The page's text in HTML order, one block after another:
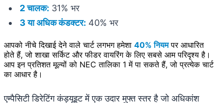
2 चालक: 31% भर
3 या अधिक कंडक्टर: 40% भर
आपको नीचे दिखाई देने वाले चार्ट लगभग हमेशा 40% नियमपर आधारित
होते हैं, जो शाखा सर्किट और फीडर वायरिंग के लिए सबसे आम परिदृश्य है।
आप इन प्रतिशत मूल्यों को NEC तालिका 1 में पा सकते हैं, जो प्रत्येक चार्ट
का आधार है।
एम्पैसिटी डिरेटिंग कंड्यूइट में एक उदार मुफ्त स्तर है जो अधिकांश